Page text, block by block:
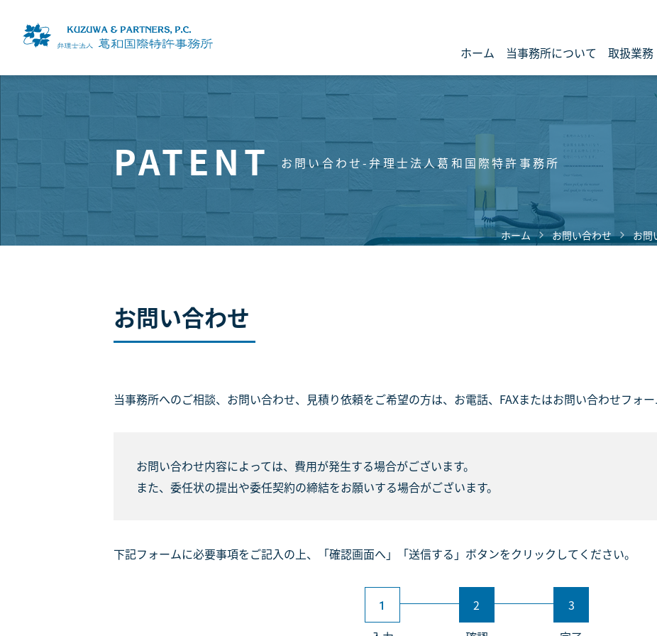
ン
テ
ン
ツ
ス
キ
ッ
当事務所について
スタッフ紹介
アクセス
葛和法律事務所
ホーム
当事務所について 取扱業務
お問い合わせ-弁理士法人葛和国際特許事務所
PATENT
ホーム お問い合わせ お問
お問い合わせ
当事務所へのご相談、お問い合わせ、見積り依頼をご希望の方は、お電話、FAXまたはお問い合わせフォー
お問い合わせ内容によっては、費用が発生する場合がございます。
また、委任状の提出や委任契約の締結をお願いする場合がございます。
下記フォームに必要事項をご記入の上、「確認画面へ」「送信する」ボタンをクリックしてください。
1
2
3